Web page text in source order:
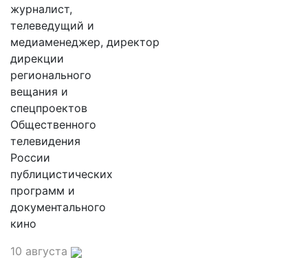
журналист,
телеведущий и
медиаменеджер, директор
дирекции
регионального
вещания и
спецпроектов
Общественного
телевидения
России
публицистических
программ и
документального
кино
10 августа